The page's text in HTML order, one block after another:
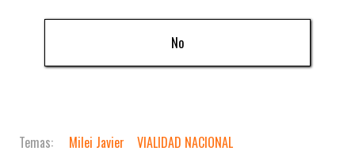
No
Milei Javier VIALIDAD NACIONAL